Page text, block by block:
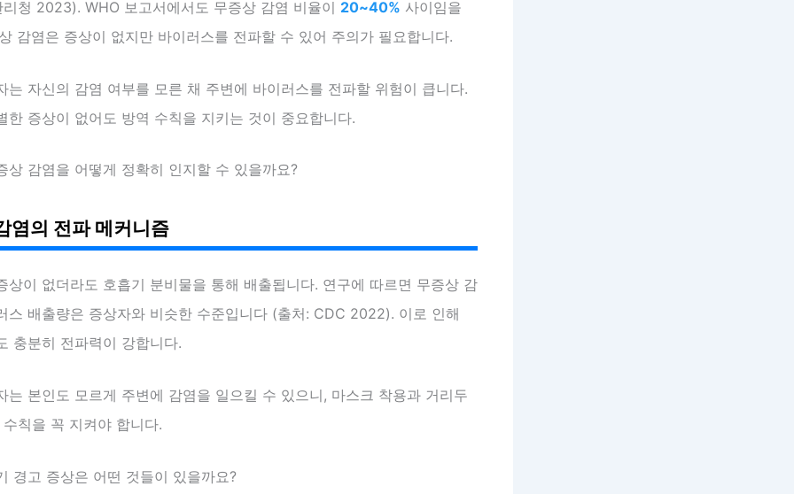
청 2023). WHO 보고서에서도 무증상 감염 비율이 20~40% 사이임을
감염은 증상이 없지만 바이러스를 전파할 수 있어 주의가 필요합니다.
는 자신의 감염 여부를 모른 채 주변에 바이러스를 전파할 위험이 큽니다.
한 증상이 없어도 방역 수칙을 지키는 것이 중요합니다.
상 감염을 어떻게 정확히 인지할 수 있을까요?
염의 전파 메커니즘
상이 없더라도 호흡기 분비물을 통해 배출됩니다. 연구에 따르면 무증상 감
스 배출량은 증상자와 비슷한 수준입니다 (출처: CDC 2022). 이로 인해
충분히 전파력이 강합니다.
는 본인도 모르게 주변에 감염을 일으킬 수 있으니, 마스크 착용과 거리두
칙을 꼭 지켜야 합니다.
경고 증상은 어떤 것들이 있을까요?